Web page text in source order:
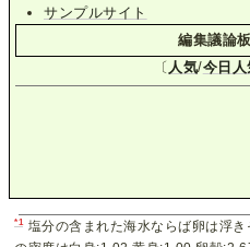
サンプルサイト
編集議論
〔 人気/今日人
*1 塩分の含まれた海水ならば卵は浮